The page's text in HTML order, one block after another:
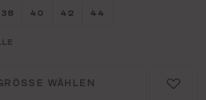
wählen
Größe wählen
38 Größe wählen
40 Größe wählen
42 Größe wählen
44
WÄHLEN